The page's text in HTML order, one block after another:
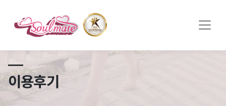
이용후기
쏠메이트×토모토모 프로모션 영상 full버전 보러가기